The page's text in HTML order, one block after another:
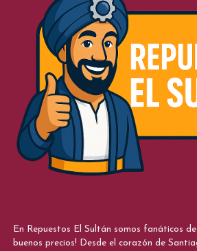
En Repuestos El Sultán somos fanáticos
buenos precios! Desde el corazón de